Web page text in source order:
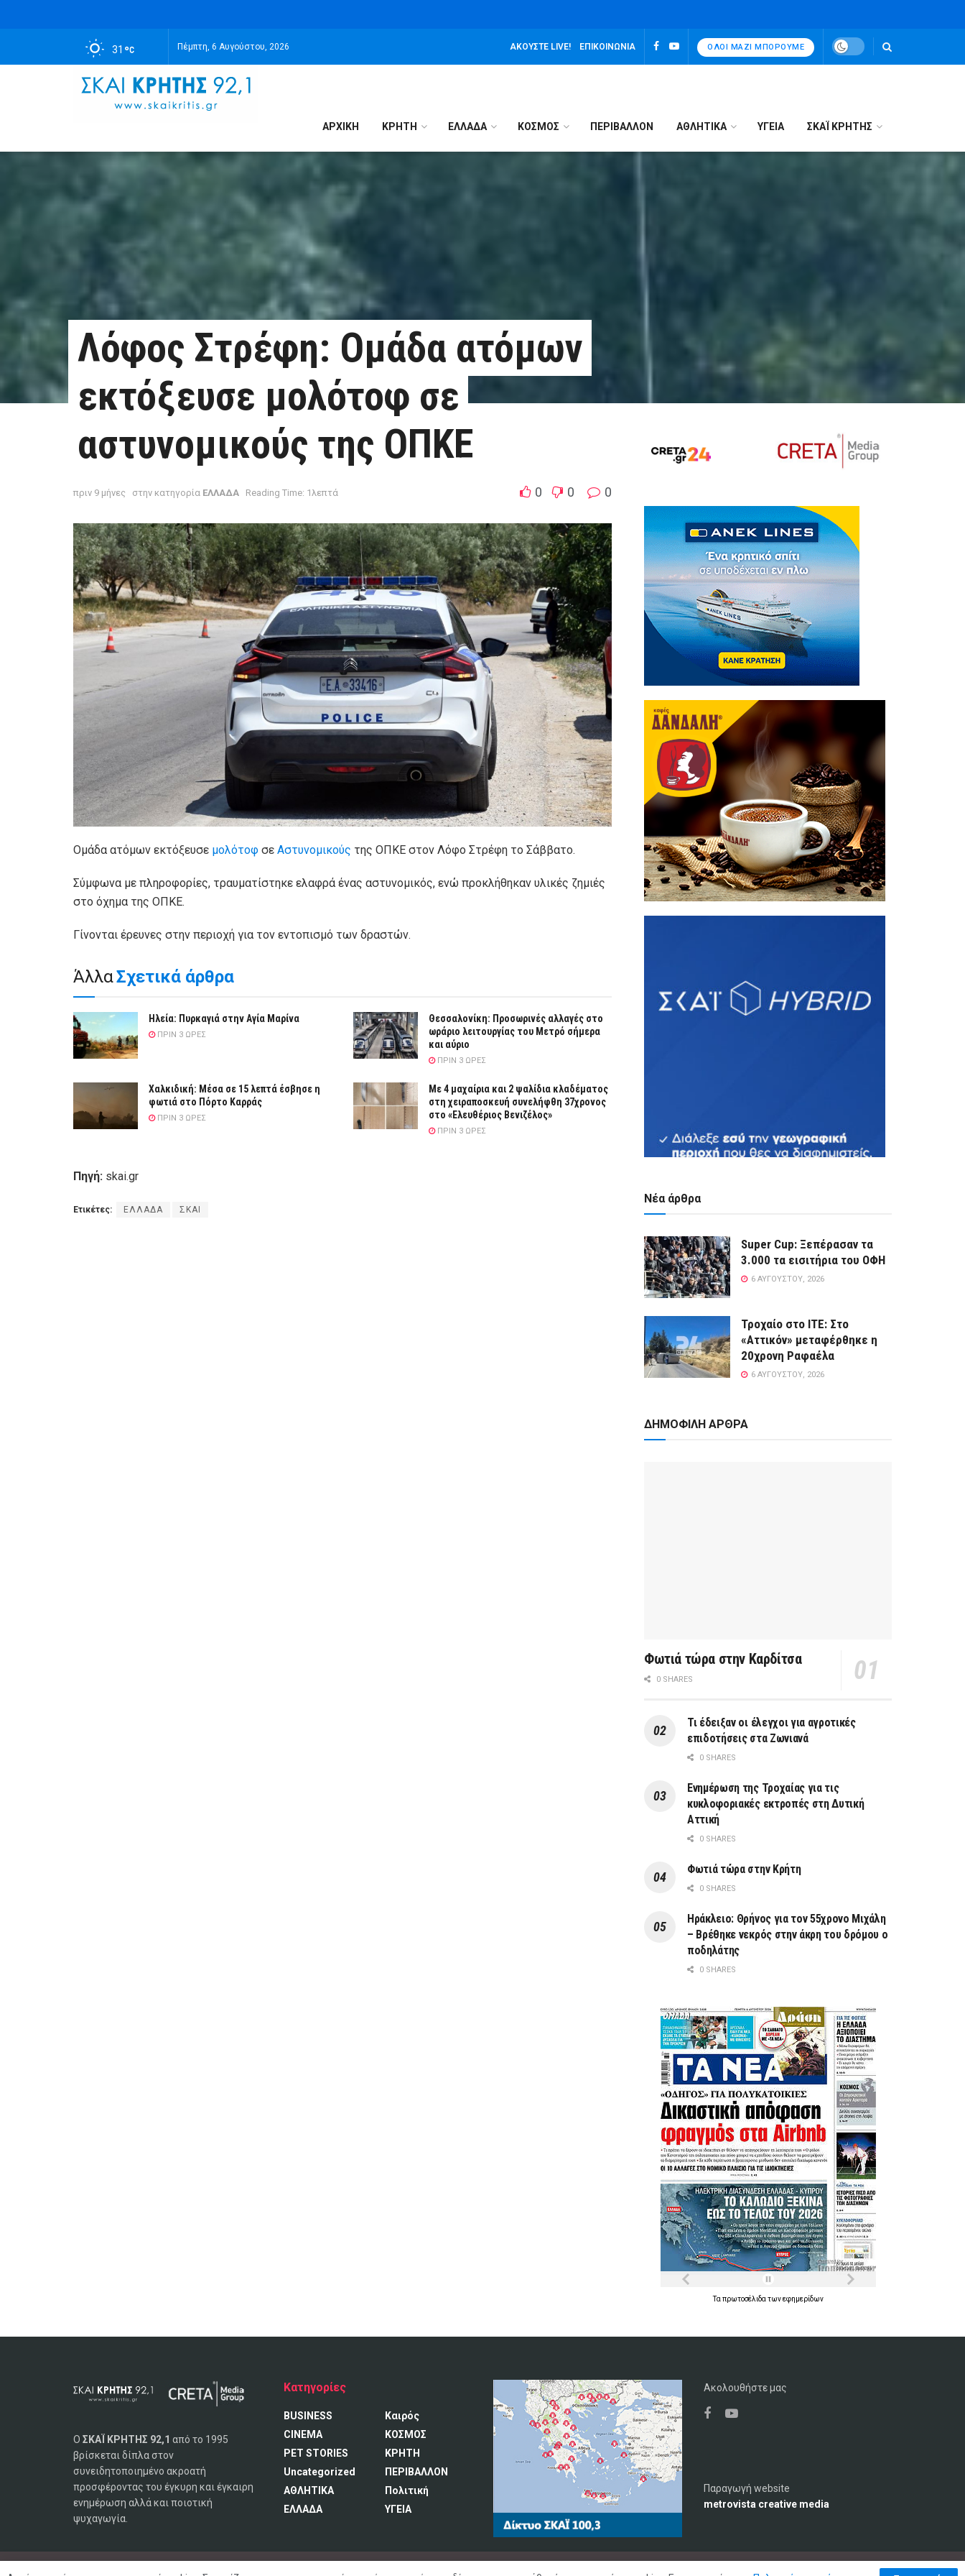
31 Πέμπτη, 6 Αυγούστου, 2026 ΑΚΟΎΣΤΕ LIVE! ΕΠΙΚΟΙΝΩΝΊΑ ΌΛΟΙ ΜΑΖΊ ΜΠΟΡΟΎΜΕ
ΑΡΧΙΚΉ ΚΡΗΤΗ ΕΛΛΑΔΑ ΚΟΣΜΟΣ ΠΕΡΙΒΑΛΛΟΝ ΑΘΛΗΤΙΚΑ ΥΓΕΙΑ ΣΚΑΪ ΚΡΗΤΗΣ
Λόφος Στρέφη: Ομάδα ατόμων
εκτόξευσε μολότοφ σε
αστυνομικούς της ΟΠΚΕ
πριν 9 μήνες στην κατηγορία ΕΛΛΑΔΑ Reading Time: 1λεπτά 0 0 0
Ομάδα ατόμων εκτόξευσε μολότοφ σε Αστυνομικούς της ΟΠΚΕ στον Λόφο Στρέφη το Σάββατο.
Σύμφωνα με πληροφορίες, τραυματίστηκε ελαφρά ένας αστυνομικός, ενώ προκλήθηκαν υλικές ζημιές
στο όχημα της ΟΠΚΕ.
Γίνονται έρευνες στην περιοχή για τον εντοπισμό των δραστών.
ΆλλαΣχετικά άρθρα
Ηλεία: Πυρκαγιά στην Αγία Μαρίνα
ΠΡΙΝ 3 ΏΡΕΣ
Θεσσαλονίκη: Προσωρινές αλλαγές στο
ωράριο λειτουργίας του Μετρό σήμερα
και αύριο
ΠΡΙΝ 3 ΏΡΕΣ
Χαλκιδική: Μέσα σε 15 λεπτά έσβησε η
φωτιά στο Πόρτο Καρράς
ΠΡΙΝ 3 ΏΡΕΣ
Με 4 μαχαίρια και 2 ψαλίδια κλαδέματος
στη χειραποσκευή συνελήφθη 37χρονος
στο «Ελευθέριος Βενιζέλος»
ΠΡΙΝ 3 ΏΡΕΣ
Πηγή: skai.gr
Ετικέτες: ΕΛΛΑΔΑ ΣΚΑΙ
Νέα άρθρα
Super Cup: Ξεπέρασαν τα
3.000 τα εισιτήρια του ΟΦΗ
6 ΑΥΓΟΎΣΤΟΥ, 2026
Τροχαίο στο ΙΤΕ: Στο
«Αττικόν» μεταφέρθηκε η
20χρονη Ραφαέλα
6 ΑΥΓΟΎΣΤΟΥ, 2026
ΔΗΜΟΦΙΛΗ ΑΡΘΡΑ
Φωτιά τώρα στην Καρδίτσα
0 SHARES
Τι έδειξαν οι έλεγχοι για αγροτικές
επιδοτήσεις στα Ζωνιανά
0 SHARES
Ενημέρωση της Τροχαίας για τις
κυκλοφοριακές εκτροπές στη Δυτική
Αττική
0 SHARES
Φωτιά τώρα στην Κρήτη
0 SHARES
Ηράκλειο: Θρήνος για τον 55χρονο Μιχάλη
– Βρέθηκε νεκρός στην άκρη του δρόμου ο
ποδηλάτης
0 SHARES
Τα πρωτοσέλιδα τωνεφημερίδων
Ο ΣΚΑΪ ΚΡΗΤΗΣ 92,1 από το 1995
βρίσκεται δίπλα στον
συνειδητοποιημένο ακροατή
προσφέροντας του έγκυρη και έγκαιρη
ενημέρωση αλλά και ποιοτική
ψυχαγωγία.
Κατηγορίες
BUSINESS
CINEMA
PET STORIES
Uncategorized
ΑΘΛΗΤΙΚΑ
ΕΛΛΑΔΑ
Καιρός
ΚΟΣΜΟΣ
ΚΡΗΤΗ
ΠΕΡΙΒΑΛΛΟΝ
Πολιτική
ΥΓΕΙΑ
Ακολουθήστε μας
Παραγωγή website
metrovista creative media
© 2020 ΣΚΑΪ ΚΡΗΤΗΣ 92,1 FM, Με επιφύλαξη παντός δικαιώματος